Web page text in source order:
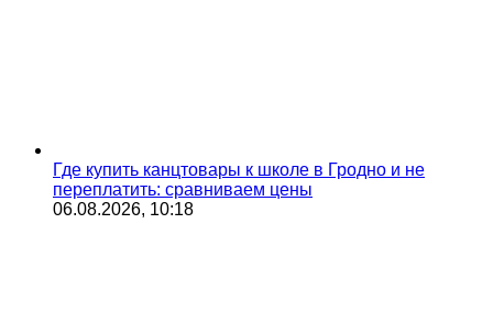
Где купить канцтовары к школе в Гродно и не
переплатить: сравниваем цены
06.08.2026, 10:18